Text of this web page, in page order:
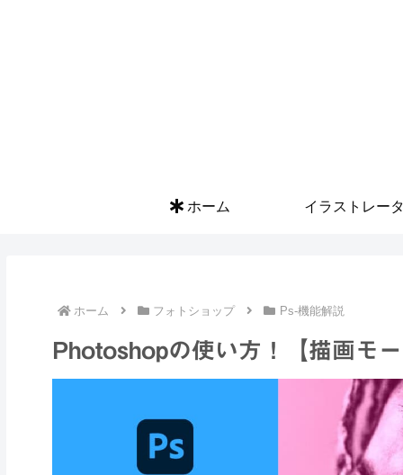
ホーム イラストレー
ホーム フォトショップ Ps-機能解説
Photoshopの使い方！【描画モ